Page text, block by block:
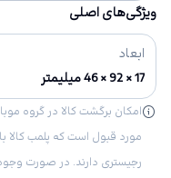
ویژگی‌های اصلی
ابعاد
17 × 92 × 46 میلیمتر
امکان برگشت کالا در گروه
مورد قبول است که پلمب
رجیستری دارند. در صورت